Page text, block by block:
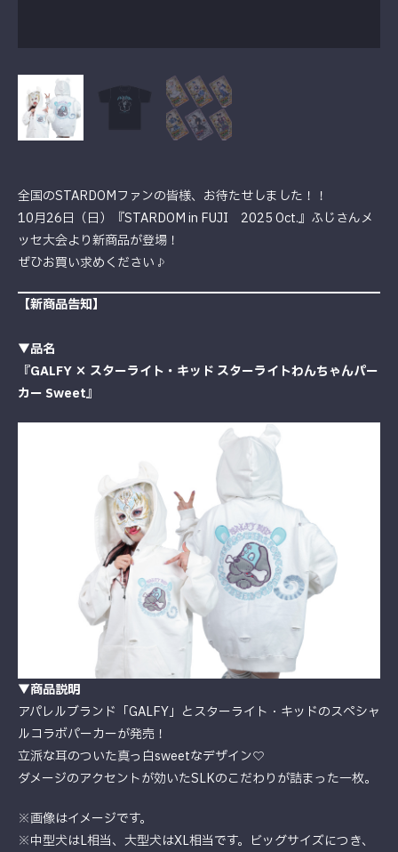
全国のSTARDOMファンの皆様、お待たせしました！！
10月26日（日）『STARDOM in FUJI 2025 Oct.』ふじさんメ
ッセ大会より新商品が登場！
ぜひお買い求めください♪
【新商品告知】
▼品名
『GALFY × スターライト・キッド スターライトわんちゃんパー
カー Sweet』
▼商品説明
アパレルブランド「GALFY」とスターライト・キッドのスペシャ
ルコラボパーカーが発売！
立派な耳のついた真っ白sweetなデザイン♡
ダメージのアクセントが効いたSLKのこだわりが詰まった一枚。
※画像はイメージです。
※中型犬はL相当、大型犬はXL相当です。ビッグサイズにつき、